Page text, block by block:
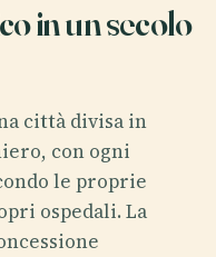
in un secolo
città divisa in
con ogni
le proprie
ospedali. La